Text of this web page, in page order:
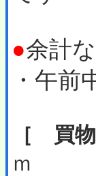
●余計
・午前
［ 買
ｍ